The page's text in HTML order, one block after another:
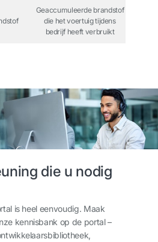
Geaccumuleerde brandstof
die het voertuig tijdens
bedrijf heeft verbruikt
die u nodig
is heel eenvoudig. Maak
kennisbank op de portal –